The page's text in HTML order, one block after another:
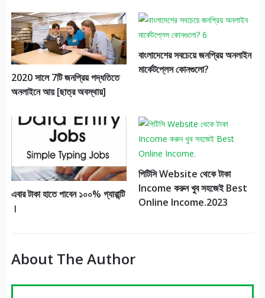
2020 সালে 7টি জনপ্রিয় পদ্ধতিতে
অনলাইনে আয় [ছাত্র অবস্থায়]
বাংলাদেশের সবচেয়ে জনপ্রিয় অনলাইন
মার্কেটপ্লেস কোনগুলো?
এবার টাকা হাতে পাবেন ১০০% গ্যারান্টি
।
পিটিসি Website থেকে টাকা
Income করুন খুব সহজেই Best
Online Income.2023
About The Author